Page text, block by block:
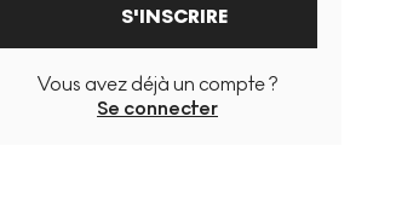
S'INSCRIRE
Vous avez déjà un compte ?
Se connecter